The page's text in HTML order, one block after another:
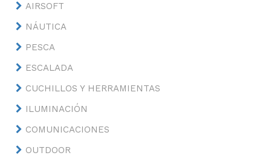
AIRSOFT
NÁUTICA
PESCA
ESCALADA
CUCHILLOS Y HERRAMIENTAS
ILUMINACIÓN
COMUNICACIONES
OUTDOOR